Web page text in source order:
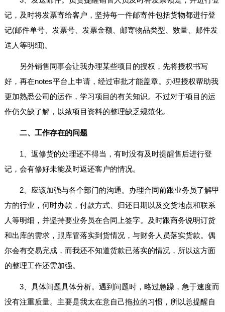
记，及时将发票寄给客户，坚持每一件邮寄件包括货物都进行登
记(邮件单号、发票号、发票金额、邮寄物品类型、数量、邮件发
送人等明细)。
另外销售同事会让我办理某些项目的授权，先将授权书写
好，再在notes平台上申请，经过审批才能盖章。办理授权帮助我
更加熟悉公司的运作，学习项目的有关知识。不过对于项目的运
作仍欠缺了解，以致项目资料的整理缺乏规范化。
二、工作存在的问题
1、返修货的处理还不得当，有时没有及时提醒售后进行登
记，会有修好未能及时返还客户的情况。
2、应该加强与各个部门的沟通。办理合同前跟业务员了解甲
方的行业，何时办款，付款方式、归还日期以及交货地点和联系
人等明细，并坚持要业务员在合同上签字。及时跟商务说明订货
和出库的需求，跟库管落实到货情况，与财务人员落实货款。偶
尔会有交易完成，而我还不知道货款已落实的情况，所以这方面
的整理工作还需加强。
3、具体问题具体分析。遇到问题时，略过急躁，急于速度而
没有注重质量。主要是我太在意自己拖拉的习惯，所以总提醒自